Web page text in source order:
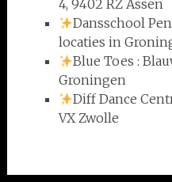
4, 9402 RZ Assen
Dansschool
locaties in
Blue Toes :
Groningen
Diff Dance
VX Zwolle